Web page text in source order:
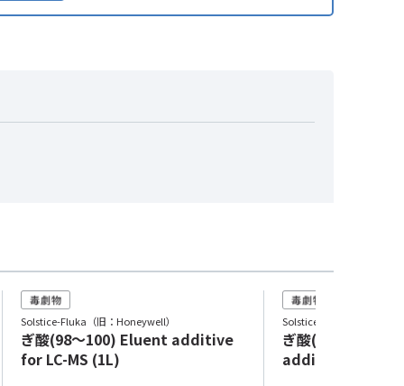
Solstice-Fluka（旧：Honeywell）
ぎ酸(98～100) Eluent additive
for LC-MS (1L)
Solstice-Fluka（旧：
ぎ酸(98～100％)
additive for LC-